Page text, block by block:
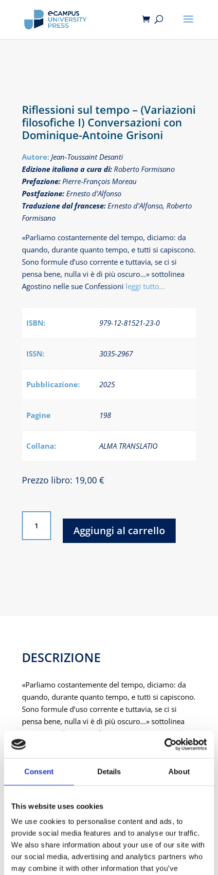
Consent Details About
This website uses cookies
We use cookies to personalise content and ads, to
provide social media features and to analyse our traffic.
We also share information about your use of our site with
our social media, advertising and analytics partners who
may combine it with other information that you’ve
Riflessioni sul tempo – (Variazioni
filosofiche I) Conversazioni con
Dominique-Antoine Grisoni
Autore: Jean-Toussaint Desanti
Edizione italiana a cura di: Roberto Formisano
Prefazione: Pierre-François Moreau
Postfazione: Ernesto d’Alfonso
Traduzione dal francese: Ernesto d’Alfonso, Roberto
Formisano
«Parliamo costantemente del tempo, diciamo: da
quando, durante quanto tempo, e tutti si capiscono.
Sono formule d’uso corrente e tuttavia, se ci si
pensa bene, nulla vi è di più oscuro…» sottolinea
Agostino nelle sue Confessioni leggi tutto…
ISBN: 979-12-81521-23-0
ISSN: 3035-2967
Pubblicazione: 2025
Pagine 198
Collana: ALMA TRANSLATIO
Prezzo libro: 19,00 €
Riflessioni
quantità
Aggiungi al carrello
DESCRIZIONE
«Parliamo costantemente del tempo, diciamo: da
quando, durante quanto tempo, e tutti si capiscono.
Sono formule d’uso corrente e tuttavia, se ci si
pensa bene, nulla vi è di più oscuro…» sottolinea
Agostino nelle sue Confessioni.
Chi di noi non ha percepito l’enigmatica «oscurità»
umana – l’attesa, il dolore, l’assenza, la gioia, il
sogno, il piacere – sembra rivelarne la natura
controllo. Persino il linguaggio tradisce questa sfida:
«è interminabile», si è soliti dire… «non smette di
durare», «il tempo vola»… Ma perché, si domanda
Jean-Toussaint Desanti, il Tempo non è un oggetto
come gli altri, definibile nei termini della filosofia?
Perché il linguaggio sistematicamente vacilla ogni